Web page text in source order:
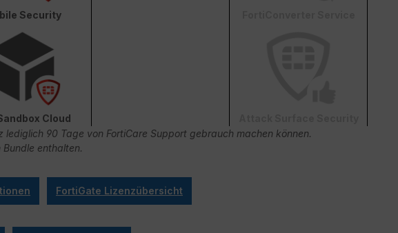
Security
Cloud
lediglich 90 Tage von FortiCare Support gebrauch machen können.
enthalten.
FortiGate Lizenzübersicht